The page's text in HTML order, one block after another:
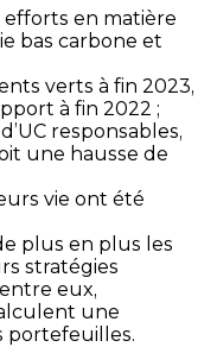
en matière
bas carbone et
verts à fin 2023,
à fin 2022 ;
responsables,
une hausse de
vie ont été
plus en plus les
stratégies
eux,
une
portefeuilles.